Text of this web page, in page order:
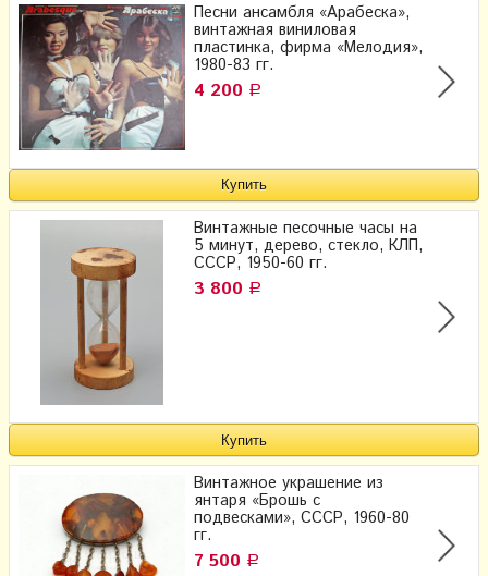
Песни ансамбля «Арабеска»,
винтажная виниловая
пластинка, фирма «Мелодия»,
1980-83 гг.
4 200 Р
Винтажные песочные часы на
5 минут, дерево, стекло, КЛП,
СССР, 1950-60 гг.
3 800 Р
Винтажное украшение из
янтаря «Брошь с
подвесками», СССР, 1960-80
гг.
7 500 Р